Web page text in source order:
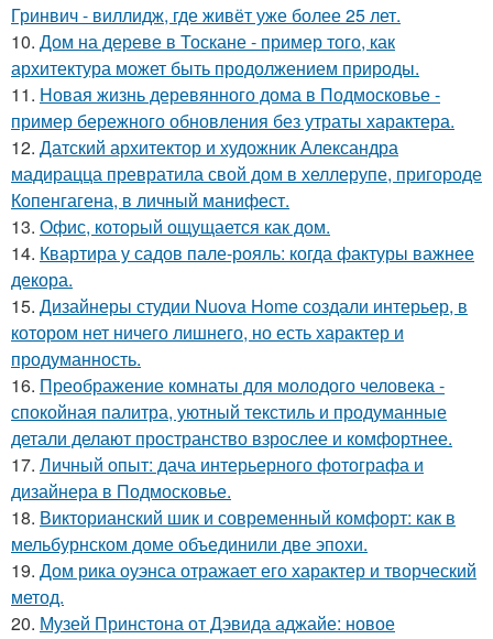
Гринвич - виллидж, где живёт уже более 25 лет.
10. Дом на дереве в Тоскане - пример того, как
архитектура может быть продолжением природы.
11. Новая жизнь деревянного дома в Подмосковье -
пример бережного обновления без утраты характера.
12. Датский архитектор и художник Александра
мадирацца превратила свой дом в хеллерупе, пригороде
Копенгагена, в личный манифест.
13. Офис, который ощущается как дом.
14. Квартира у садов пале-рояль: когда фактуры важнее
декора.
15. Дизайнеры студии Nuova Home создали интерьер, в
котором нет ничего лишнего, но есть характер и
продуманность.
16. Преображение комнаты для молодого человека -
спокойная палитра, уютный текстиль и продуманные
детали делают пространство взрослее и комфортнее.
17. Личный опыт: дача интерьерного фотографа и
дизайнера в Подмосковье.
18. Викторианский шик и современный комфорт: как в
мельбурнском доме объединили две эпохи.
19. Дом рика оуэнса отражает его характер и творческий
метод.
20. Музей Принстона от Дэвида аджайе: новое